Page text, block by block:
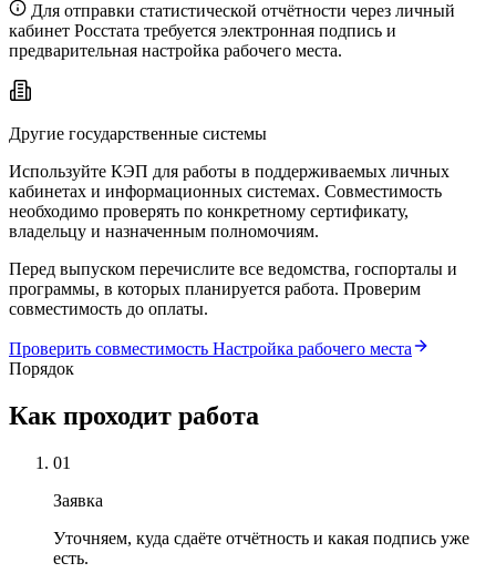
Для отправки статистической отчётности через личный
кабинет Росстата требуется электронная подпись и
предварительная настройка рабочего места.
Другие государственные системы
Используйте КЭП для работы в поддерживаемых личных
кабинетах и информационных системах. Совместимость
необходимо проверять по конкретному сертификату,
владельцу и назначенным полномочиям.
Перед выпуском перечислите все ведомства, госпорталы и
программы, в которых планируется работа. Проверим
совместимость до оплаты.
Проверить совместимость Настройка рабочего места
Порядок
Как проходит работа
01
Заявка
Уточняем, куда сдаёте отчётность и какая подпись уже
есть.